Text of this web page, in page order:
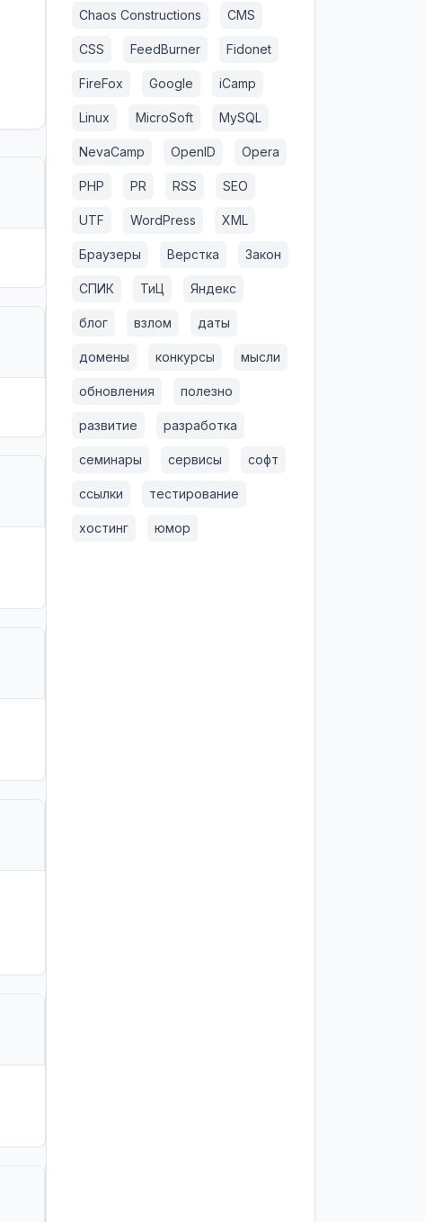
Chaos Constructions CMS
CSS FeedBurner Fidonet
FireFox Google iCamp
Linux MicroSoft MySQL
NevaCamp OpenID Opera
PHP PR RSS SEO
UTF WordPress XML
Браузеры Верстка Закон
СПИК ТиЦ Яндекс
блог взлом даты
домены конкурсы мысли
обновления полезно
развитие разработка
семинары сервисы софт
ссылки тестирование
хостинг юмор